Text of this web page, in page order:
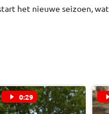
het nieuwe seizoen,
0:29